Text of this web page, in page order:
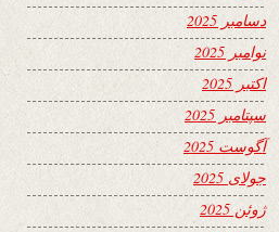
دسامبر 2025
نوامبر 2025
اکتبر 2025
سپتامبر 2025
آگوست 2025
جولای 2025
ژوئن 2025